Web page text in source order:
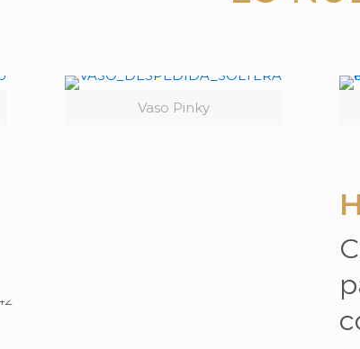
Vaso Pinky